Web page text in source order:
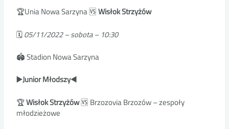
🏆Unia Nowa Sarzyna 🆚Wisłok Strzyżów
🗓05/11/2022 – sobota – 10:30
🏟️ Stadion Nowa Sarzyna
▶️Junior Młodszy◀️
🏆Wisłok Strzyżów🆚 Brzozovia Brzozów – zespoły
młodzieżowe